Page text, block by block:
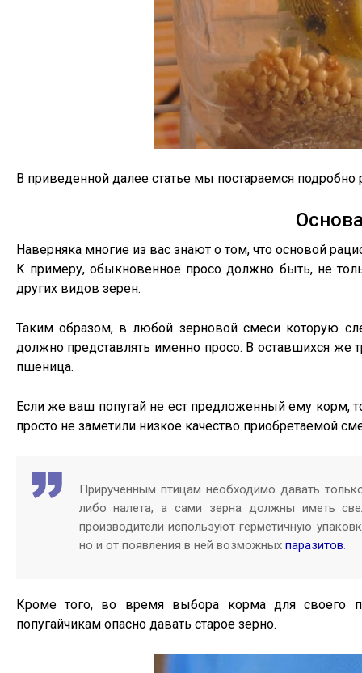
В приведенной далее статье мы постараемся подробно
Наверняка многие из вас знают о том, что основой
К примеру, обыкновенное просо должно быть, не
других видов зерен.
Таким образом, в любой зерновой смеси которую
должно представлять именно просо. В оставшихся же
пшеница.
Если же ваш попугай не ест предложенный ему корм,
просто не заметили низкое качество приобретаемой
Прирученным птицам необходимо давать
либо налета, а сами зерна должны иметь
производители используют герметичную
но и от появления в ней возможных паразитов.
Кроме того, во время выбора корма для своего
попугайчикам опасно давать старое зерно.